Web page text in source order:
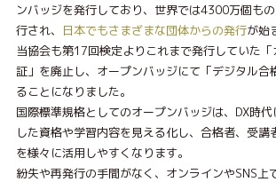
ンバッジを発行しており、世界では4300万個も
行され、
日本でもさまざまな団体からの発行が始
当協会も第17回検定よりこれまで発行していた
証」を廃止し、オープンバッジにて「デジタル合
ることになりました。
国際標準規格としてのオープンバッジは、DX時
した資格や学習内容を見える化し、合格者、受講
を様々に活用しやすくなります。
紛失や再発行の手間がなく、オンラインやSNS上